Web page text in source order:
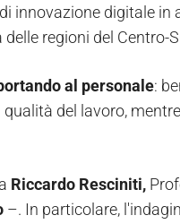
innovazione digitale in
regioni del Centro-
al personale:
del lavoro,
Riccardo Resciniti,
–. In particolare,